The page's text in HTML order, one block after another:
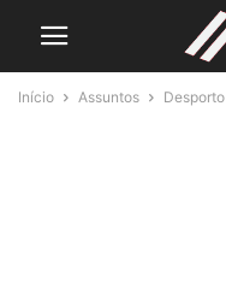
Início Assuntos Desporto